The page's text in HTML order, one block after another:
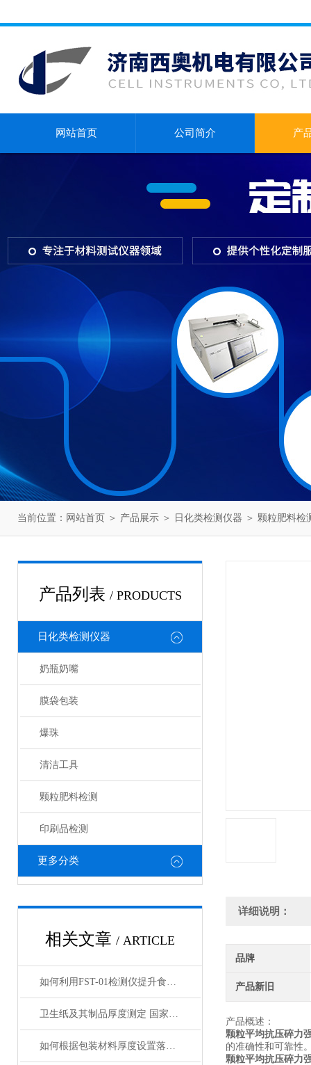
网站首页 公司简介 产
当前位置： 网站首页 ＞ 产品展示 ＞ 日化类检测仪器 ＞ 颗粒肥料检
产品列表 / PRODUCTS
日化类检测仪器
奶瓶奶嘴
膜袋包装
爆珠
清洁工具
颗粒肥料检测
印刷品检测
更多分类
相关文章 / ARTICLE
如何利用FST-01检测仪提升食品收缩膜的质量与安全性？
卫生纸及其制品厚度测定 国家标准GB/T24328.2-2020要点详解
如何根据包装材料厚度设置落镖冲击参数——从A/B法选择到梯级法
详细说明：
品牌
产品新旧
产品概述：
颗粒平均抗压碎力
的准确性和可靠性
颗粒平均抗压碎力